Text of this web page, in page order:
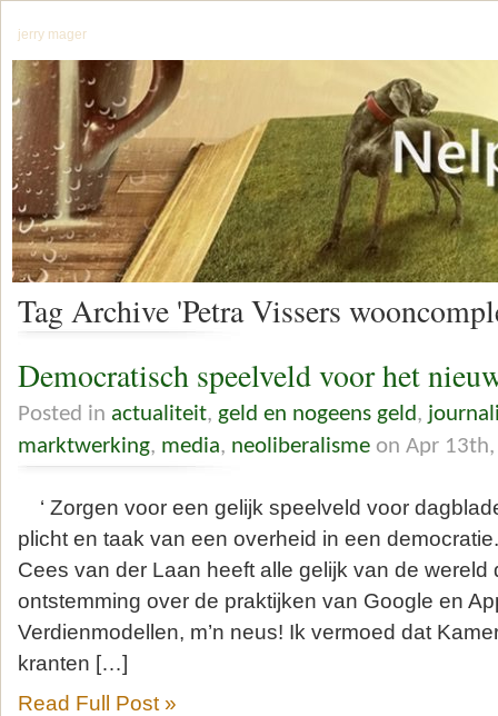
jerry mager
Tag Archive 'Petra Vissers
Democratisch speelveld voor het
Posted in actualiteit, geld en nogeens geld,
marktwerking, media, neoliberalisme on Apr
‘ Zorgen voor een gelijk speelveld voor
plicht en taak van een overheid in een
Cees van der Laan heeft alle gelijk van de wereld
ontstemming over de praktijken van Google en
Verdienmodellen, m’n neus! Ik vermoed dat
kranten […]
Read Full Post »